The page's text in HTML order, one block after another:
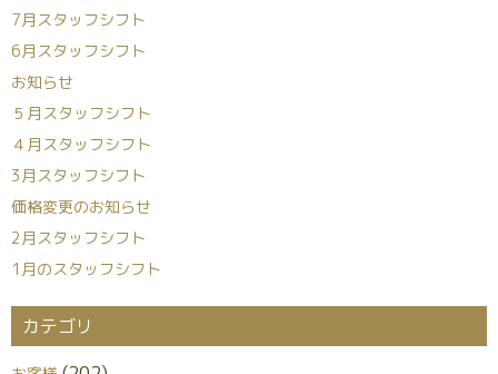
7月スタッフシフト
6月スタッフシフト
お知らせ
５月スタッフシフト
４月スタッフシフト
3月スタッフシフト
価格変更のお知らせ
2月スタッフシフト
1月のスタッフシフト
カテゴリ